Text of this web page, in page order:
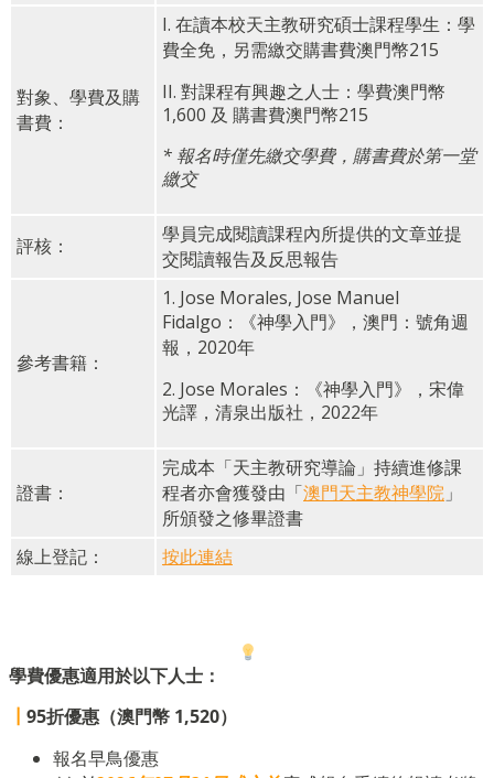
對象、學費及購
書費：
I. 在讀本校天主教研究碩士課程學生：學
費全免，另需繳交購書費澳門幣215
II. 對課程有興趣之人士：學費澳門幣
1,600 及 購書費澳門幣215
* 報名時僅先繳交學費，購書費於第一堂
繳交
評核：
學員完成閱讀課程內所提供的文章並提
交閱讀報告及反思報告
參考書籍：
1. Jose Morales, Jose Manuel
Fidalgo：《神學入門》，澳門：號角週
報，2020年
2. Jose Morales：《神學入門》，宋偉
光譯，清泉出版社，2022年
證書：
完成本「天主教研究導論」持續進修課
程者亦會獲發由「澳門天主教神學院 」
所頒發之修畢證書
線上登記：
按此連結
學費優惠適用於以下人士：
95折優惠（澳門幣 1,520）
報名早鳥優惠